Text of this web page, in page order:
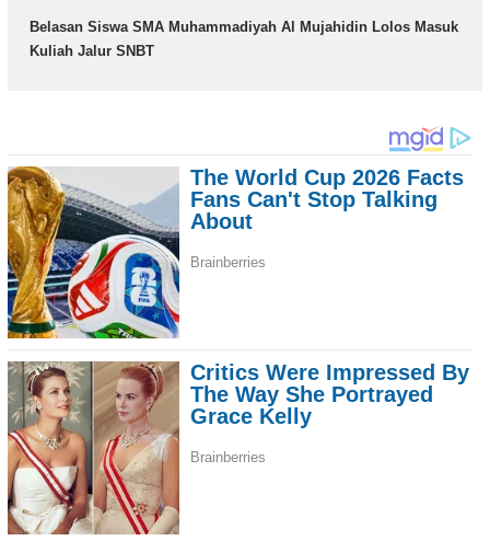
Belasan Siswa SMA Muhammadiyah Al Mujahidin Lolos Masuk
Kuliah Jalur SNBT